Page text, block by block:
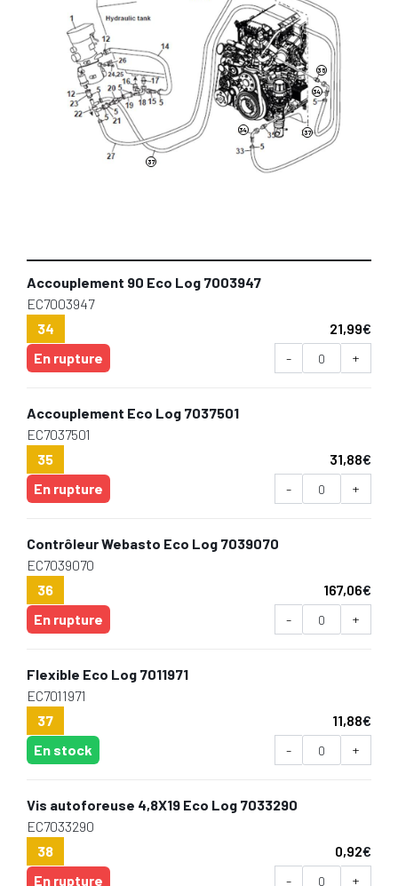
34
34
35
37
37
Accouplement 90 Eco Log 7003947
EC7003947
34
21,99€
En rupture
- +
Accouplement Eco Log 7037501
EC7037501
35
31,88€
En rupture
- +
Contrôleur Webasto Eco Log 7039070
EC7039070
36
167,06€
En rupture
- +
Flexible Eco Log 7011971
EC7011971
37
11,88€
En stock
- +
Vis autoforeuse 4,8X19 Eco Log 7033290
EC7033290
38
0,92€
En rupture
- +